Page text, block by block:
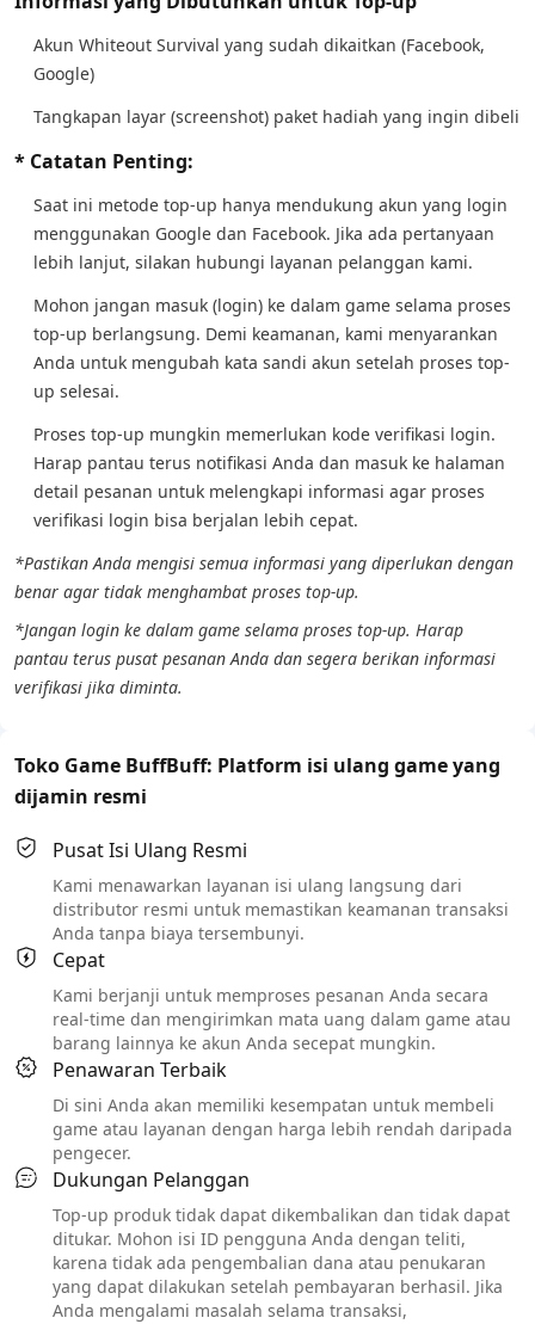
Akun Whiteout Survival yang sudah dikaitkan (Facebook,
Google)
Tangkapan layar (screenshot) paket hadiah yang ingin dibeli
* Catatan Penting:
Saat ini metode top-up hanya mendukung akun yang login
menggunakan Google dan Facebook. Jika ada pertanyaan
lebih lanjut, silakan hubungi layanan pelanggan kami.
Mohon jangan masuk (login) ke dalam game selama proses
top-up berlangsung. Demi keamanan, kami menyarankan
Anda untuk mengubah kata sandi akun setelah proses top-
up selesai.
Proses top-up mungkin memerlukan kode verifikasi login.
Harap pantau terus notifikasi Anda dan masuk ke halaman
detail pesanan untuk melengkapi informasi agar proses
verifikasi login bisa berjalan lebih cepat.
*Pastikan Anda mengisi semua informasi yang diperlukan dengan
benar agar tidak menghambat proses top-up.
*Jangan login ke dalam game selama proses top-up. Harap
pantau terus pusat pesanan Anda dan segera berikan informasi
verifikasi jika diminta.
Toko Game BuffBuff: Platform isi ulang game yang
dijamin resmi
Pusat Isi Ulang Resmi
Kami menawarkan layanan isi ulang langsung dari
distributor resmi untuk memastikan keamanan transaksi
Anda tanpa biaya tersembunyi.
Cepat
Kami berjanji untuk memproses pesanan Anda secara
real-time dan mengirimkan mata uang dalam game atau
barang lainnya ke akun Anda secepat mungkin.
Penawaran Terbaik
Di sini Anda akan memiliki kesempatan untuk membeli
game atau layanan dengan harga lebih rendah daripada
pengecer.
Dukungan Pelanggan
Top-up produk tidak dapat dikembalikan dan tidak dapat
ditukar. Mohon isi ID pengguna Anda dengan teliti,
karena tidak ada pengembalian dana atau penukaran
yang dapat dilakukan setelah pembayaran berhasil. Jika
Anda mengalami masalah selama transaksi,